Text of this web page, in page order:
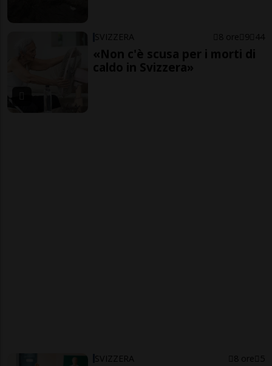
SVIZZERA 8 ore 9 44
«Non c'è scusa per i morti di
caldo in Svizzera»
SVIZZERA 8 ore 5